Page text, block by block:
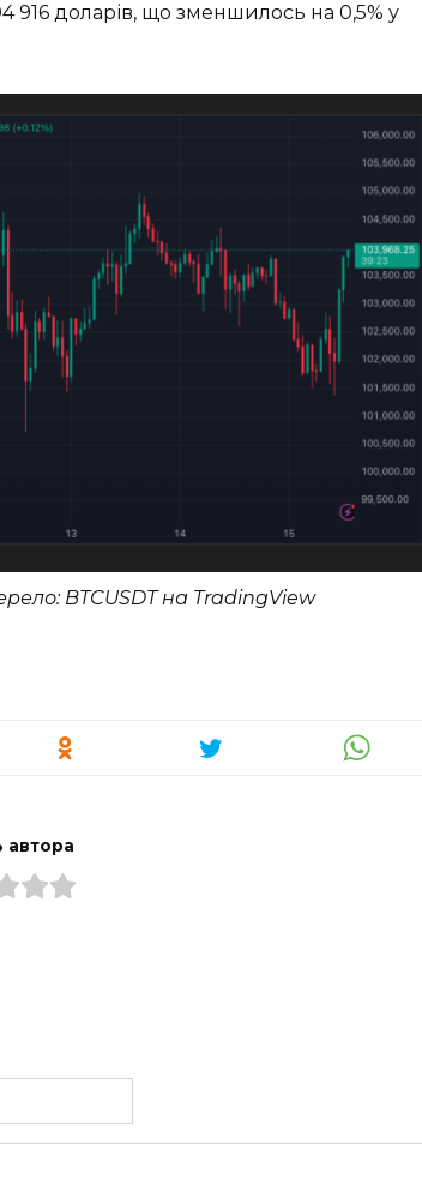
916 доларів, що зменшилось на 0,5% у
BTCUSDT на TradingView
автора